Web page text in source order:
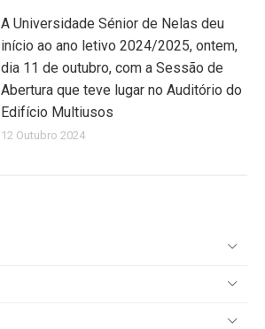
A Universidade Sénior de Nelas deu
início ao ano letivo 2024/2025, ontem,
dia 11 de outubro, com a Sessão de
Abertura que teve lugar no Auditório do
Edifício Multiusos
12 Outubro 2024